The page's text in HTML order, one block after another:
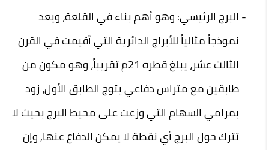
البرج الرئيسي: وهو أهم بناء في القلعة، ويعد
نموذجاً مثالياً للأبراج الدائرية التي أقيمت في القرن
الثالث عشر، يبلغ قطره 21م تقريباً، وهو مكون من
طابقين مع متراس دفاعي يتوج الطابق الأول، زود
بمرامي السهام التي وزعت على محيط البرج بحيث لا
تترك حول البرج أي نقطة لا يمكن الدفاع عنها, وإن